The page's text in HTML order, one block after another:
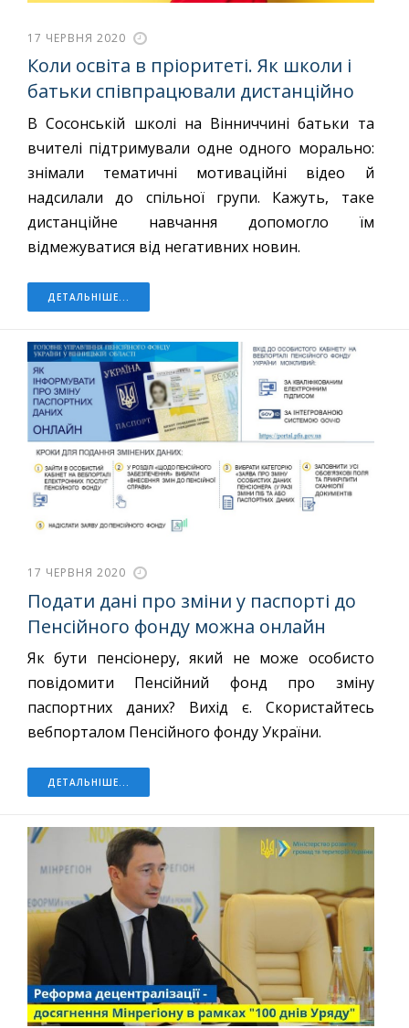
17 ЧЕРВНЯ 2020
Коли освіта в пріоритеті. Як школи і
батьки співпрацювали дистанційно
В Сосонській школі на Вінниччині батьки та
вчителі підтримували одне одного морально:
знімали тематичні мотиваційні відео й
надсилали до спільної групи. Кажуть, таке
дистанційне навчання допомогло їм
відмежуватися від негативних новин.
ДЕТАЛЬНІШЕ...
17 ЧЕРВНЯ 2020
Подати дані про зміни у паспорті до
Пенсійного фонду можна онлайн
Як бути пенсіонеру, який не може особисто
повідомити Пенсійний фонд про зміну
паспортних даних? Вихід є. Скористайтесь
вебпорталом Пенсійного фонду України.
ДЕТАЛЬНІШЕ...